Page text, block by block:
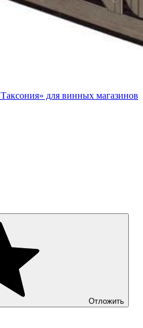
для винных магазинов
Отложить